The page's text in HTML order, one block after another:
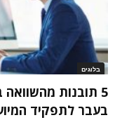
בלוגים
5 תובנות
בעבר לתפקיד